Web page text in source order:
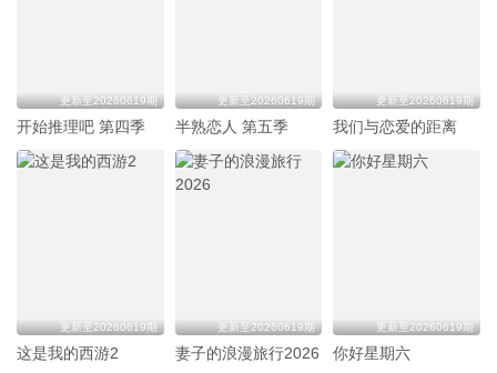
更新至20260619期
开始推理吧 第四季
更新至20260619期
半熟恋人 第五季
更新至20260619期
我们与恋爱的距离
更新至20260619期
这是我的西游2
更新至20260619期
妻子的浪漫旅行2026
更新至20260619期
你好星期六